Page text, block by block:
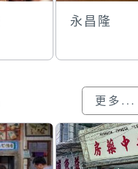
永昌隆
更多...